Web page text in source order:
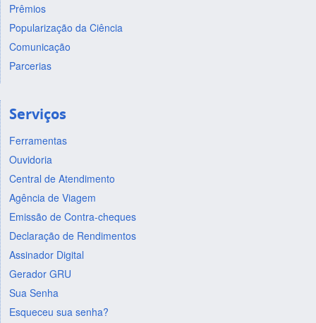
Prêmios
Popularização da Ciência
Comunicação
Parcerias
Serviços
Ferramentas
Ouvidoria
Central de Atendimento
Agência de Viagem
Emissão de Contra-cheques
Declaração de Rendimentos
Assinador Digital
Gerador GRU
Sua Senha
Esqueceu sua senha?